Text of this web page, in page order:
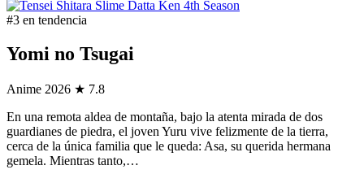
#3 en tendencia
Yomi no Tsugai
Anime 2026 ★ 7.8
En una remota aldea de montaña, bajo la atenta mirada de dos
guardianes de piedra, el joven Yuru vive felizmente de la tierra,
cerca de la única familia que le queda: Asa, su querida hermana
gemela. Mientras tanto,…